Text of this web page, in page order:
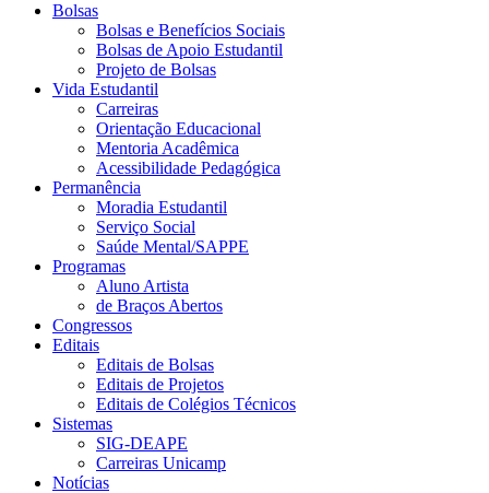
Bolsas
Bolsas e Benefícios Sociais
Bolsas de Apoio Estudantil
Projeto de Bolsas
Vida Estudantil
Carreiras
Orientação Educacional
Mentoria Acadêmica
Acessibilidade Pedagógica
Permanência
Moradia Estudantil
Serviço Social
Saúde Mental/SAPPE
Programas
Aluno Artista
de Braços Abertos
Congressos
Editais
Editais de Bolsas
Editais de Projetos
Editais de Colégios Técnicos
Sistemas
SIG-DEAPE
Carreiras Unicamp
Notícias